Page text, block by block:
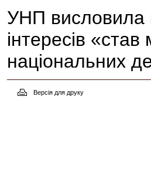
УНП висловила
інтересів
національних
Версія для друку